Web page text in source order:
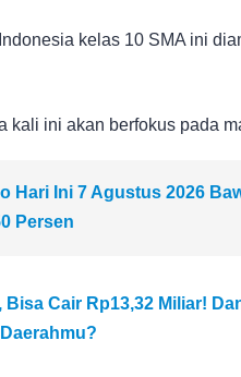
kelas 10 SMA ini
kali ini akan berfokus pada
Hari Ini 7 Agustus 2026
Persen
Cair Rp13,32 Miliar!